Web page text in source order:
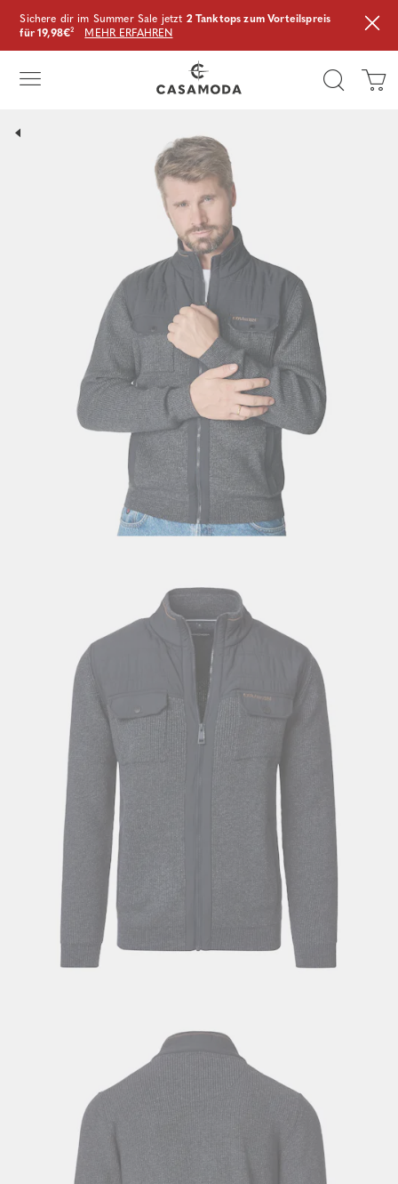
Sichere dir im Summer Sale jetzt 2 Tanktops zum Vorteilspreis
für 19,98€² MEHR ERFAHREN